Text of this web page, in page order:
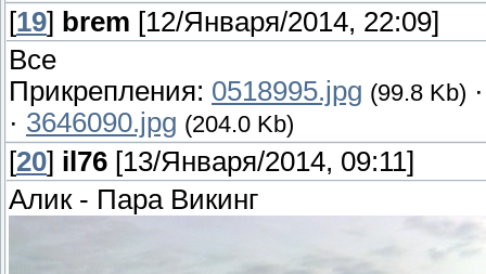
[19] brem [12/Января/2014, 22:09]
Все
Прикрепления: 0518995.jpg (99.8 Kb)
· 3646090.jpg (204.0 Kb)
[20] il76 [13/Января/2014, 09:11]
Алик - Пара Викинг